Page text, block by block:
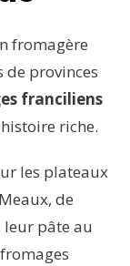
fromagère
de provinces
franciliens
riche.
les plateaux
de
leur pâte au